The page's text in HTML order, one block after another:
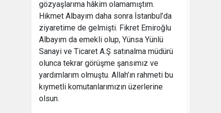
gözyaşlarıma hâkim olamamıştım.
Hikmet Albayım daha sonra İstanbul’da
ziyaretime de gelmişti. Fikret Emiroğlu
Albayım da emekli olup, Yünsa Yünlü
Sanayi ve Ticaret A.Ş satınalma müdürü
olunca tekrar görüşme şansımız ve
yardımlarım olmuştu. Allah’ın rahmeti bu
kıymetli komutanlarımızın üzerlerine
olsun.